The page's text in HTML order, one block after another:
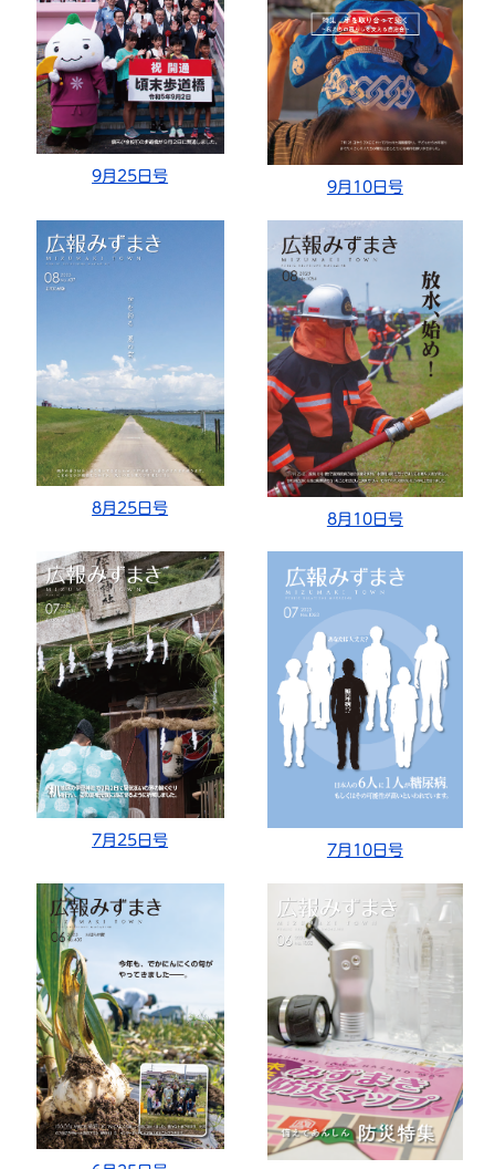
9月25日号
9月10日号
8月25日号
8月10日号
7月25日号
7月10日号